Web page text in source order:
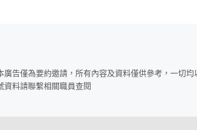
廣告僅為要約邀請，所有內容及資料僅供參考，一切
資料請聯繫相關職員查閱